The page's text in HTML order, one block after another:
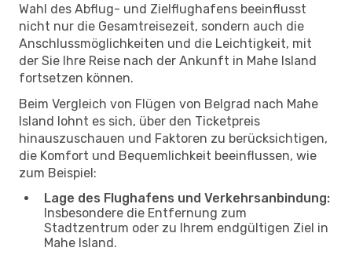
Wahl des Abflug- und Zielflughafens beeinflusst
nicht nur die Gesamtreisezeit, sondern auch die
Anschlussmöglichkeiten und die Leichtigkeit, mit
der Sie Ihre Reise nach der Ankunft in Mahe Island
fortsetzen können.
Beim Vergleich von Flügen von Belgrad nach Mahe
Island lohnt es sich, über den Ticketpreis
hinauszuschauen und Faktoren zu berücksichtigen,
die Komfort und Bequemlichkeit beeinflussen, wie
zum Beispiel:
Lage des Flughafens und Verkehrsanbindung:
Insbesondere die Entfernung zum
Stadtzentrum oder zu Ihrem endgültigen Ziel in
Mahe Island.